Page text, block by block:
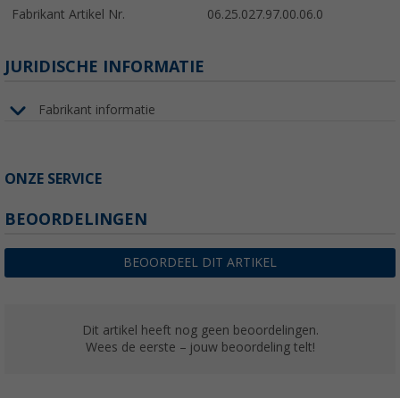
Fabrikant Artikel Nr. 06.25.027.97.00.06.0
JURIDISCHE INFORMATIE
Fabrikant informatie
ONZE SERVICE
BEOORDELINGEN
BEOORDEEL DIT ARTIKEL
Dit artikel heeft nog geen beoordelingen.
Wees de eerste – jouw beoordeling telt!